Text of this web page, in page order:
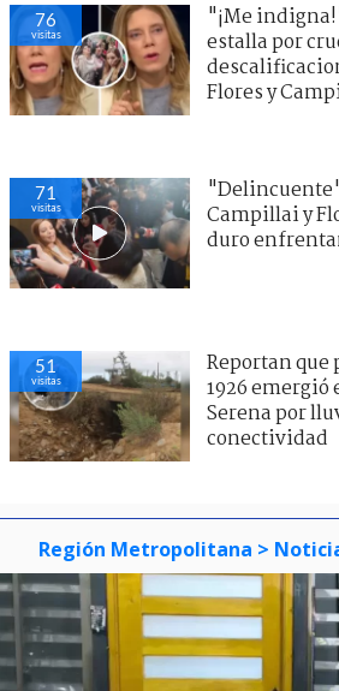
76
visitas
"¡Me
estalla por
Flores y
71
visitas
Campillai y
duro
51
visitas
Reportan que
1926 emergió
Serena por
conectividad
Región Metropolitana >